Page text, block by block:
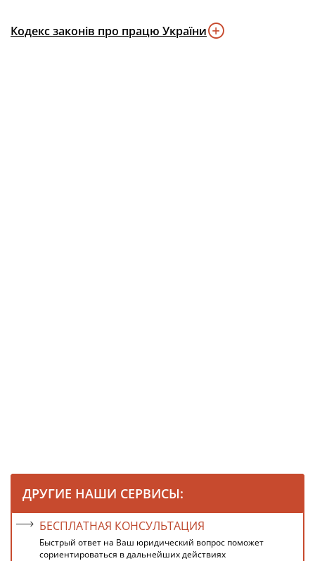
Кодекс законів про працю України
ДРУГИЕ НАШИ СЕРВИСЫ:
БЕСПЛАТНАЯ КОНСУЛЬТАЦИЯ
Быстрый ответ на Ваш юридический вопрос поможет
сориентироваться в дальнейших действиях